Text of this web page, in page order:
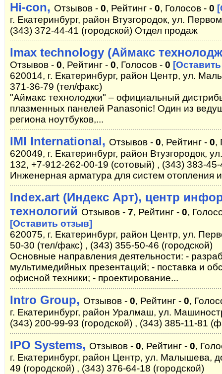
Hi-con, Отзывов - 0, Рейтинг - 0, Голосов - 0
г. Екатеринбург, район Втузгородок, ул.
(343) 372-44-41 (городской) Отдел продаж
Imax technology (Аймакс
Отзывов - 0, Рейтинг - 0, Голосов - 0
620014, г. Екатеринбург, район Центр, ул.
371-36-79 (тел/факс)
"Аймакс технолоджи" – официальный
плазменных панелей Panasonic! Один из
региона ноутбуков,...
IMI International, Отзывов - 0, Рейтинг - 0,
620049, г. Екатеринбург, район Втузгородок,
132, +7-912-262-00-19 (сотовый) , (343) 383-45-
Инженерная арматура для систем отопления
Index.art (Индекс Арт), центр
технологий Отзывов - 7, Рейтинг - 0,
[Оставить отзыв]
620075, г. Екатеринбург, район Центр, ул.
50-30 (тел/факс) , (343) 355-50-46 (городской)
Основные направления деятельности: -
мультимедийных презентаций; - поставка и
офисной техники; - проектирование...
Intro Group, Отзывов - 0, Рейтинг - 0,
г. Екатеринбург, район Уралмаш, ул.
(343) 200-99-93 (городской) , (343) 385-11-81
IPO Systems, Отзывов - 0, Рейтинг - 0,
г. Екатеринбург, район Центр, ул. Малышева,
49 (городской) , (343) 376-64-18 (городской)